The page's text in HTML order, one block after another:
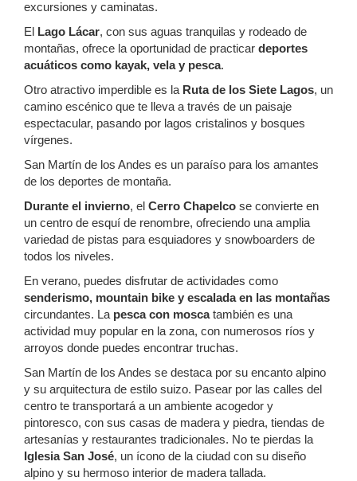
excursiones y caminatas.
El Lago Lácar, con sus aguas tranquilas y rodeado de
montañas, ofrece la oportunidad de practicar deportes
acuáticos como kayak, vela y pesca.
Otro atractivo imperdible es la Ruta de los Siete Lagos, un
camino escénico que te lleva a través de un paisaje
espectacular, pasando por lagos cristalinos y bosques
vírgenes.
San Martín de los Andes es un paraíso para los amantes
de los deportes de montaña.
Durante el invierno, el Cerro Chapelco se convierte en
un centro de esquí de renombre, ofreciendo una amplia
variedad de pistas para esquiadores y snowboarders de
todos los niveles.
En verano, puedes disfrutar de actividades como
senderismo, mountain bike y escalada en las montañas
circundantes. La pesca con moscatambién es una
actividad muy popular en la zona, con numerosos ríos y
arroyos donde puedes encontrar truchas.
San Martín de los Andes se destaca por su encanto alpino
y su arquitectura de estilo suizo. Pasear por las calles del
centro te transportará a un ambiente acogedor y
pintoresco, con sus casas de madera y piedra, tiendas de
artesanías y restaurantes tradicionales. No te pierdas la
Iglesia San José, un ícono de la ciudad con su diseño
alpino y su hermoso interior de madera tallada.